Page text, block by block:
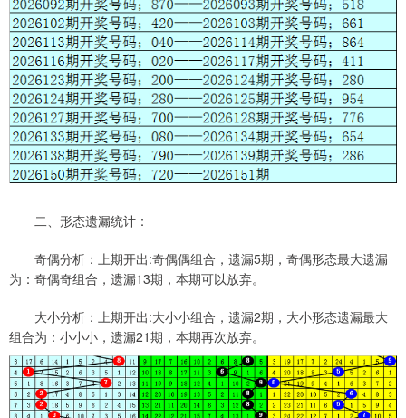
二、形态遗漏统计：
奇偶分析：上期开出:奇偶偶组合，遗漏5期，奇偶形态最大遗漏
为：奇偶奇组合，遗漏13期，本期可以放弃。
大小分析：上期开出:大小小组合，遗漏2期，大小形态遗漏最大
组合为：小小小，遗漏21期，本期再次放弃。